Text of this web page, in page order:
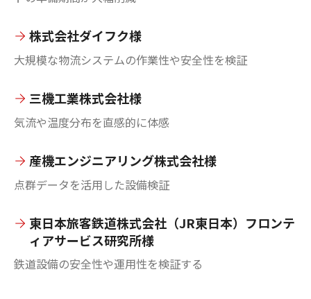
株式会社ダイフク様
大規模な物流システムの作業性や安全性を検証
三機工業株式会社様
気流や温度分布を直感的に体感
産機エンジニアリング株式会社様
点群データを活用した設備検証
東日本旅客鉄道株式会社（JR東日本）フロンテ
ィアサービス研究所様
鉄道設備の安全性や運用性を検証する